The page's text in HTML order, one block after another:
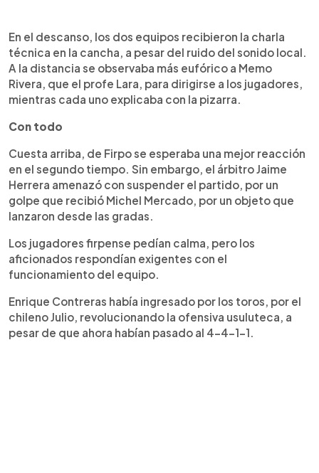
En el descanso, los dos equipos recibieron la charla
técnica en la cancha, a pesar del ruido del sonido local.
A la distancia se observaba más eufórico a Memo
Rivera, que el profe Lara, para dirigirse a los jugadores,
mientras cada uno explicaba con la pizarra.
Con todo
Cuesta arriba, de Firpo se esperaba una mejor reacción
en el segundo tiempo. Sin embargo, el árbitro Jaime
Herrera amenazó con suspender el partido, por un
golpe que recibió Michel Mercado, por un objeto que
lanzaron desde las gradas.
Los jugadores firpense pedían calma, pero los
aficionados respondían exigentes con el
funcionamiento del equipo.
Enrique Contreras había ingresado por los toros, por el
chileno Julio, revolucionando la ofensiva usuluteca, a
pesar de que ahora habían pasado al 4-4-1-1.